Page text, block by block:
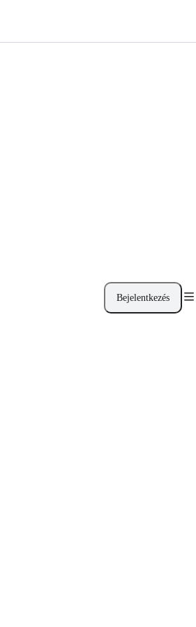
Bejelentkezés